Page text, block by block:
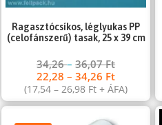
Ragasztócsíkos, léglyukas PP
(celofánszerű) tasak, 25 x 39 cm
34,26–36,07Ft
22,28–34,26 Ft
(17,54–26,98 Ft + ÁFA)